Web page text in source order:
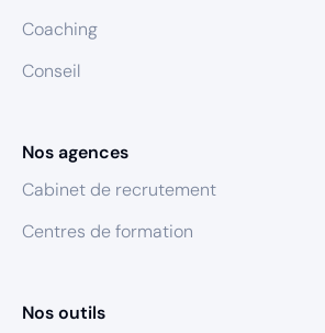
Coaching
Conseil
Nos agences
Cabinet de recrutement
Centres de formation
Nos outils